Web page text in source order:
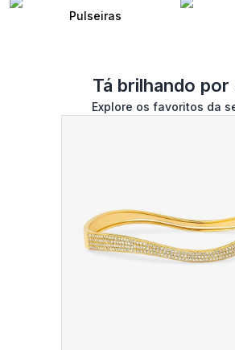
Pulseiras
Tá brilhando por
Explore os favoritos da